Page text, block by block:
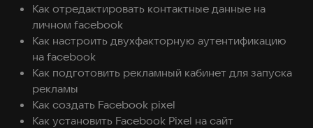
Как отредактировать контактные данные на
личном facebook
Как настроить двухфакторную аутентификацию
на facebook
Как подготовить рекламный кабинет для запуска
рекламы
Как создать Facebook pixel
Как установить Facebook Pixel на сайт